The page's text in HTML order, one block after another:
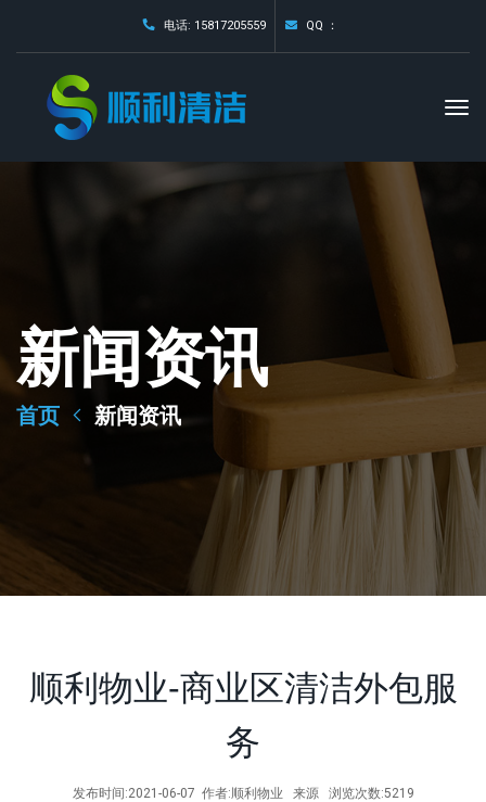
电话: 15817205559 QQ ：
新闻资讯
首页 新闻资讯
顺利物业-商业区清洁外包服
务
发布时间:2021-06-07 作者:顺利物业 来源 浏览次数:5219